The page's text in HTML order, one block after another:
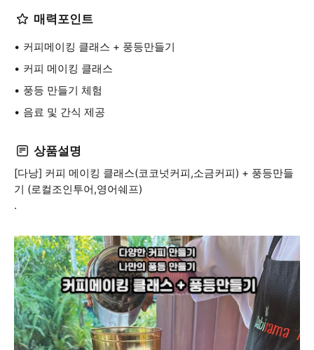
매력포인트
커피메이킹 클래스 + 풍등만들기
커피 메이킹 클래스
풍등 만들기 체험
음료 및 간식 제공
상품설명
[다낭] 커피 메이킹 클래스(코코넛커피,소금커피) + 풍등만들
기 (로컬조인투어,영어쉐프)
.